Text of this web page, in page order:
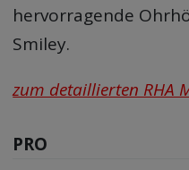
hervorragende
Smiley.
zum detaillierten RHA
PRO